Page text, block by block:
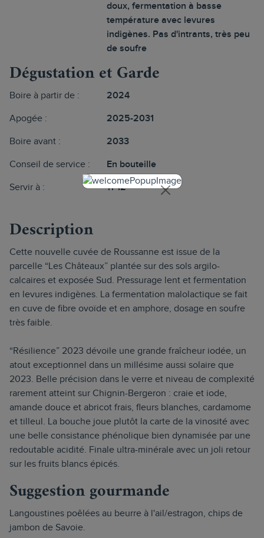
doux, fermentation à basse
température avec levures
indigènes. Pas d'intrants, très peu
de soufre
Dégustation et Garde
Boire à partir de : 2024
Apogée : 2025-2031
Boire avant : 2033
Conseil de service : En bouteille
Servir à : 11-12°
Description
Cette nouvelle cuvée de Roussanne est issue de la
parcelle “Les Châteaux” plantée sur des sols argilo-
calcaires et exposée Sud. Pressurage lent et fermentation
en levures indigènes. La fermentation malolactique se fait
en cuve de fibre ovoïde et en amphore, dosage en soufre
très faible.
“Résilience” 2023 dévoile une grande fraîcheur iodée, un
atout exceptionnel dans un millésime aussi solaire que
2023. Belle précision dans le verre et niveau de complexité
rarement atteint sur Chignin-Bergeron : craie et iode,
amande douce et abricot frais, fleurs blanches, cardamome
et tilleul. La bouche joue plutôt la carte de la vinosité avec
une belle consistance phénolique bien dynamisée par une
redoutable acidité. Finale ultra-minérale avec un joli retour
sur les fruits blancs épicés.
Suggestion gourmande
Langoustines poêlées au beurre à l'ail/estragon, chips de
jambon de Savoie.